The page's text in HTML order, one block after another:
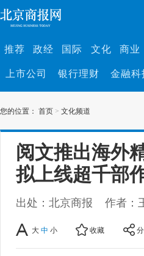
推荐 政经 国际 文化 商业
上市公司 银行理财 金融科
您的位置： 首页 > 文化频道
阅文推出海外
拟上线超千部
出处：北京商报 作者：
大 中 小 收藏